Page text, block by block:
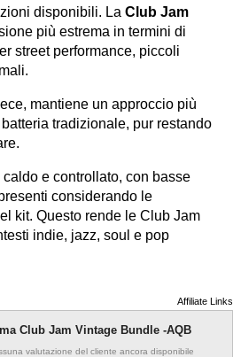
disponibili. La Club Jam
più estrema in termini di
street performance, piccoli
mantiene un approccio più
tradizionale, pur restando
caldo e controllato, con basse
considerando le
kit. Questo rende le Club Jam
indie, jazz, soul e pop
Affiliate Links
Club Jam Vintage Bundle -AQB
valutazione del cliente ancora disponibile